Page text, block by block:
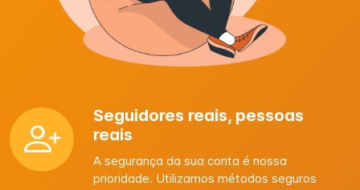
Seguidores reais, pessoas
reais
A segurança da sua conta é nossa
prioridade. Utilizamos métodos seguros